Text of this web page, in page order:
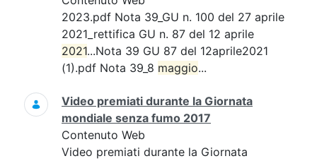
2023.pdf Nota 39_GU n. 100 del 27 aprile
2021_rettifica GU n. 87 del 12 aprile
2021...Nota 39 GU 87 del 12aprile2021
(1).pdf Nota 39_8 maggio...
Video premiati durante la Giornata
mondiale senza fumo 2017
Contenuto Web
Video premiati durante la Giornata